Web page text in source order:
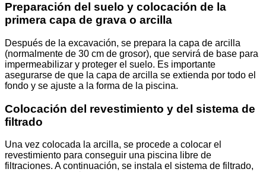
Preparación del suelo y colocación de la
primera capa de grava o arcilla
Después de la excavación, se prepara la capa de arcilla
(normalmente de 30 cm de grosor), que servirá de base para
impermeabilizar y proteger el suelo. Es importante
asegurarse de que la capa de arcilla se extienda por todo el
fondo y se ajuste a la forma de la piscina.
Colocación del revestimiento y del sistema de
filtrado
Una vez colocada la arcilla, se procede a colocar el
revestimiento para conseguir una piscina libre de
filtraciones. A continuación, se instala el sistema de filtrado,